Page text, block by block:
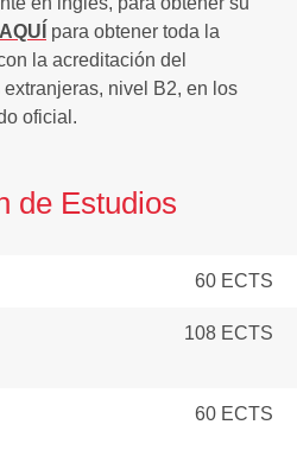
para obtener toda la
la acreditación del
nivel B2, en los
oficial.
de Estudios
60 ECTS
108 ECTS
60 ECTS